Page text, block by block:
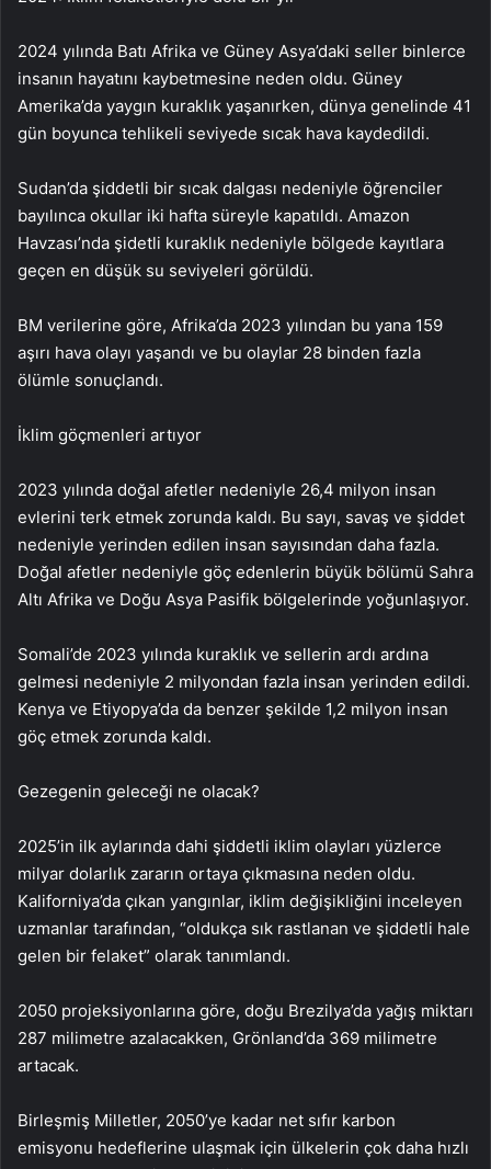
2024 yılında Batı Afrika ve Güney Asya’daki seller binlerce
insanın hayatını kaybetmesine neden oldu. Güney
Amerika’da yaygın kuraklık yaşanırken, dünya genelinde 41
gün boyunca tehlikeli seviyede sıcak hava kaydedildi.
Sudan’da şiddetli bir sıcak dalgası nedeniyle öğrenciler
bayılınca okullar iki hafta süreyle kapatıldı. Amazon
Havzası’nda şidetli kuraklık nedeniyle bölgede kayıtlara
geçen en düşük su seviyeleri görüldü.
BM verilerine göre, Afrika’da 2023 yılından bu yana 159
aşırı hava olayı yaşandı ve bu olaylar 28 binden fazla
ölümle sonuçlandı.
İklim göçmenleri artıyor
2023 yılında doğal afetler nedeniyle 26,4 milyon insan
evlerini terk etmek zorunda kaldı. Bu sayı, savaş ve şiddet
nedeniyle yerinden edilen insan sayısından daha fazla.
Doğal afetler nedeniyle göç edenlerin büyük bölümü Sahra
Altı Afrika ve Doğu Asya Pasifik bölgelerinde yoğunlaşıyor.
Somali’de 2023 yılında kuraklık ve sellerin ardı ardına
gelmesi nedeniyle 2 milyondan fazla insan yerinden edildi.
Kenya ve Etiyopya’da da benzer şekilde 1,2 milyon insan
göç etmek zorunda kaldı.
Gezegenin geleceği ne olacak?
2025’in ilk aylarında dahi şiddetli iklim olayları yüzlerce
milyar dolarlık zararın ortaya çıkmasına neden oldu.
Kaliforniya’da çıkan yangınlar, iklim değişikliğini inceleyen
uzmanlar tarafından, “oldukça sık rastlanan ve şiddetli hale
gelen bir felaket” olarak tanımlandı.
2050 projeksiyonlarına göre, doğu Brezilya’da yağış miktarı
287 milimetre azalacakken, Grönland’da 369 milimetre
artacak.
Birleşmiş Milletler, 2050’ye kadar net sıfır karbon
emisyonu hedeflerine ulaşmak için ülkelerin çok daha hızlı